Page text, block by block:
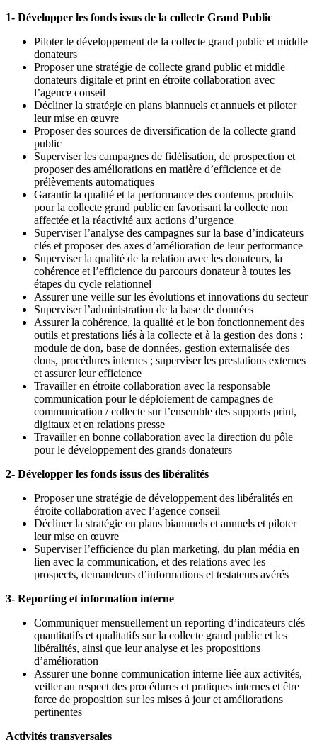
1- Développer les fonds issus de la collecte Grand Public
Piloter le développement de la collecte grand public et middle
donateurs
Proposer une stratégie de collecte grand public et middle
donateurs digitale et print en étroite collaboration avec
l’agence conseil
Décliner la stratégie en plans biannuels et annuels et piloter
leur mise en œuvre
Proposer des sources de diversification de la collecte grand
public
Superviser les campagnes de fidélisation, de prospection et
proposer des améliorations en matière d’efficience et de
prélèvements automatiques
Garantir la qualité et la performance des contenus produits
pour la collecte grand public en favorisant la collecte non
affectée et la réactivité aux actions d’urgence
Superviser l’analyse des campagnes sur la base d’indicateurs
clés et proposer des axes d’amélioration de leur performance
Superviser la qualité de la relation avec les donateurs, la
cohérence et l’efficience du parcours donateur à toutes les
étapes du cycle relationnel
Assurer une veille sur les évolutions et innovations du secteur
Superviser l’administration de la base de données
Assurer la cohérence, la qualité et le bon fonctionnement des
outils et prestations liés à la collecte et à la gestion des dons :
module de don, base de données, gestion externalisée des
dons, procédures internes ; superviser les prestations externes
et assurer leur efficience
Travailler en étroite collaboration avec la responsable
communication pour le déploiement de campagnes de
communication / collecte sur l’ensemble des supports print,
digitaux et en relations presse
Travailler en bonne collaboration avec la direction du pôle
pour le développement des grands donateurs
2- Développer les fonds issus des libéralités
Proposer une stratégie de développement des libéralités en
étroite collaboration avec l’agence conseil
Décliner la stratégie en plans biannuels et annuels et piloter
leur mise en œuvre
Superviser l’efficience du plan marketing, du plan média en
lien avec la communication, et des relations avec les
prospects, demandeurs d’informations et testateurs avérés
3- Reporting et information interne
Communiquer mensuellement un reporting d’indicateurs clés
quantitatifs et qualitatifs sur la collecte grand public et les
libéralités, ainsi que leur analyse et les propositions
d’amélioration
Assurer une bonne communication interne liée aux activités,
veiller au respect des procédures et pratiques internes et être
force de proposition sur les mises à jour et améliorations
pertinentes
Activités transversales